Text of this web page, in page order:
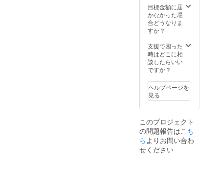
合等に
より出
荷時期
があり
ます。
す。 ※
デザイ
ン・仕
様は変
る可能
性もご
ざいま
す。ご
ださ
い。 ※
ご注文
状況、
材の供
給状
況、製
造工程
上の都
目標金額に届
かなかった場
合どうなりま
すか？
支援で困った
時はどこに相
談したらいい
ですか？
ヘルプページを
見る
このプロジェクト
の問題報告はこち
ら よりお問い合わ
せください